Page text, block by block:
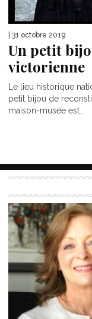
| 31 octobre 2019
Un petit
victorienne
Le lieu historique
petit bijou de
maison-musée est...